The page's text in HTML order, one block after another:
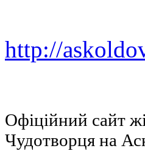
http://
Офіційний сайт
Чудотворця на